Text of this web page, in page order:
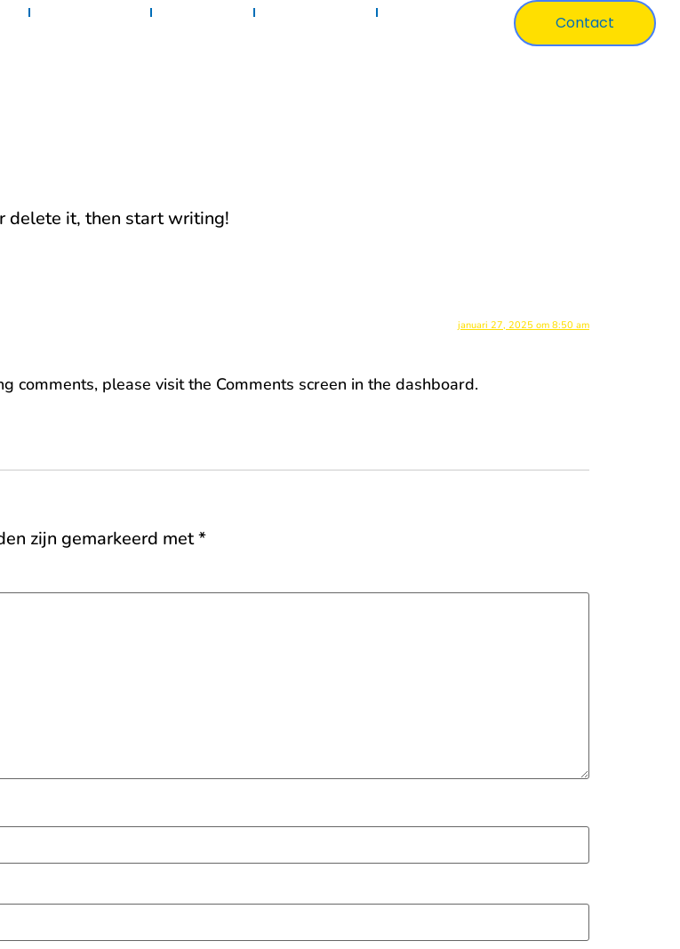
Contact
delete it, then start writing!
januari 27, 2025 om 8:50 am
comments, please visit the Comments screen in the dashboard.
zijn gemarkeerd met*